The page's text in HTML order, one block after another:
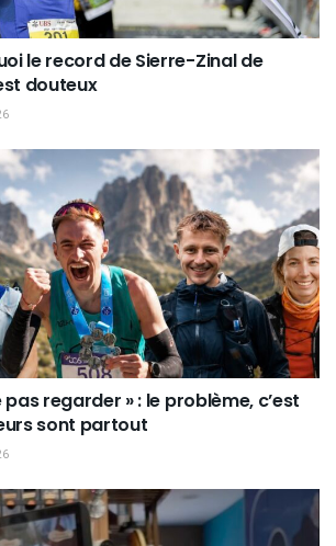
le record de Sierre-Zinal de
douteux
pas regarder » : le problème, c’est
sont partout